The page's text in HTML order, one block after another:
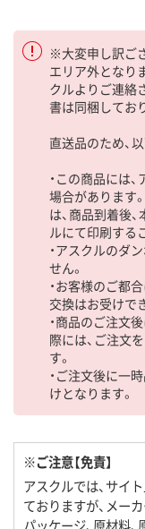
※大変申し訳ご
エリア外となり
クルよりご連絡
書は同梱してお
直送品のため、
・この商品には
場合があります
は、商品到着後
ルにて印刷する
・アスクルのダ
せん。
・お客様のご都
交換はお受けで
・商品のご注文
際には、ご注文
す。
・ご注文後に一
けとなります。
※ご注意【免責】
アスクルでは、サイ
ておりますが、メーカ
パッケージ、原材料